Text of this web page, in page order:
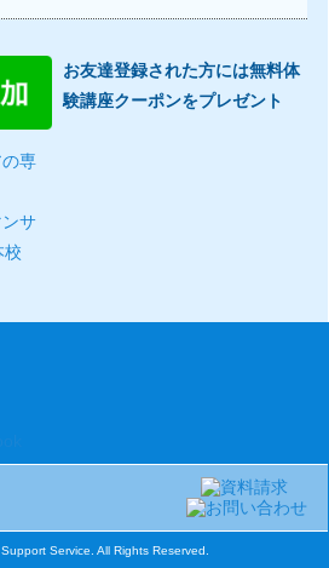
お友達登録された方には無料体
験講座クーポンをプレゼント
Service. All Rights Reserved.